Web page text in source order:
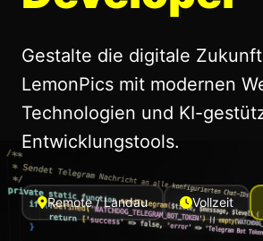
Gestalte die digitale
LemonPics mit modernen
Technologien und KI-
Entwicklungstools.
Remote / Landau Vollzeit